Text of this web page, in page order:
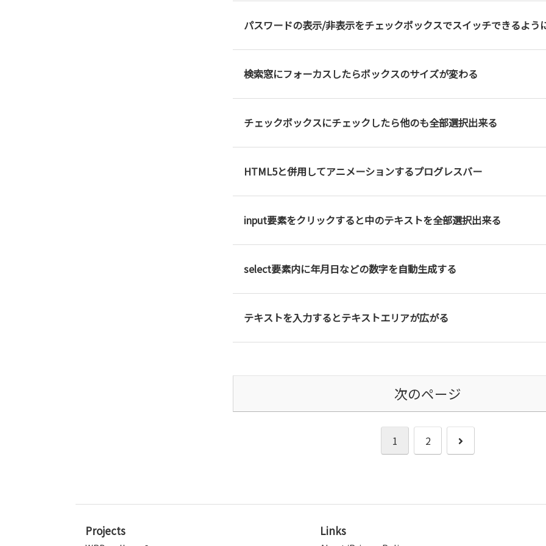
パスワードの表示/非表示をチェックボックスでスイッチできるよう
検索窓にフォーカスしたらボックスのサイズが変わる
チェックボックスにチェックしたら他のも全部選択出来る
HTML5と併用してアニメーションするプログレスバー
input要素をクリックすると中のテキストを全部選択出来る
select要素内に年月日などの数字を自動生成する
テキストを入力するとテキストエリアが広がる
次のページ
1 2
次
Projects Links